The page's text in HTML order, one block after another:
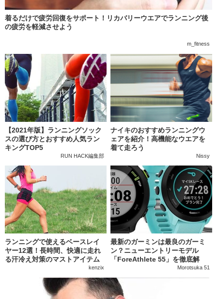
着るだけで疲労回復をサポート！リカバリーウエアでランニング後
の疲労を軽減させよう
m_fitness
【2021年版】ランニングソック
スの選び方とおすすめ人気ラン
キングTOP5
RUN HACK編集部
ナイキのおすすめランニングウ
ェアを紹介！高機能なウエアを
着て走ろう
Nissy
ランニングで使えるベースレイ
ヤー12選！長時間、快適に走れ
る汗冷え対策のマストアイテム
kenzix
最新のガーミンは最良のガーミ
ン？ニューエントリーモデル
「ForeAthlete 55」を徹底解
Morotsuka 51